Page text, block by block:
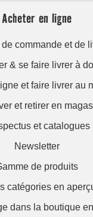
Acheter en ligne
commande et de
& se faire livrer à
et faire livrer au
et retirer en
et catalogues
Newsletter
de produits
catégories en
dans la boutique